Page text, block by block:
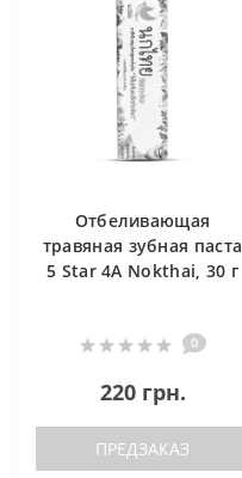
Отбеливающая
травяная зубная паста
5 Star 4A Nokthai, 30 г
0
220 грн.
ПРЕДЗАКАЗ